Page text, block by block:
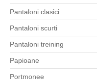
Pantaloni clasici
Pantaloni scurti
Pantaloni treining
Papioane
Portmonee